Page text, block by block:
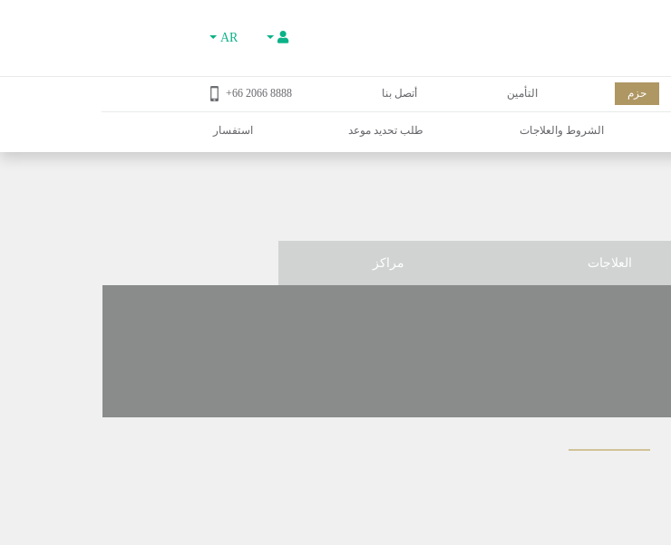
AR
حزم التأمين أتصل بنا 8888 2066 66+
الشروط والعلاجات طلب تحديد موعد استفسار
العلاجات مراكز